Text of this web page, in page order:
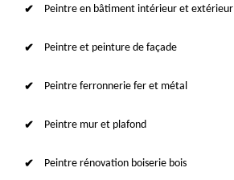
Peintre en bâtiment intérieur et extérieur
Peintre et peinture de façade
Peintre ferronnerie fer et métal
Peintre mur et plafond
Peintre rénovation boiserie bois